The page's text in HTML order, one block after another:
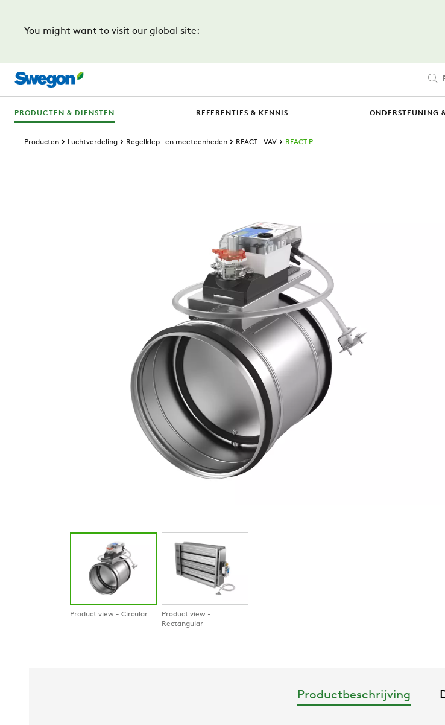
You might want to visit our global site:
PRODUCTEN & DIENSTEN REFERENTIES & KENNIS ONDERSTEUNING
Producten Luchtverdeling Regelklep- en meeteenheden REACT – VAV REACT P
Product view - Circular
Product view -
Rectangular
Productbeschrijving